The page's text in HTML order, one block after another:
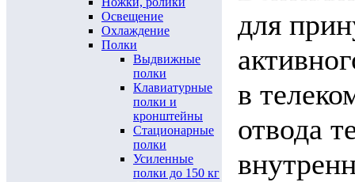
Освещение
Охлаждение
Полки
Выдвижные
полки
Клавиатурные
полки и
кронштейны
Стационарные
полки
Усиленные
полки до 150 кг
для
в
отвода